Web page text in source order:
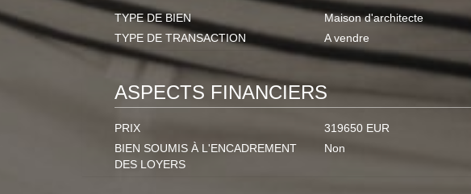
TYPE DE BIEN
Maison d'architecte
TYPE DE TRANSACTION
A vendre
ASPECTS FINANCIERS
PRIX
319650 EUR
BIEN SOUMIS À L'ENCADREMENT
DES LOYERS
Non